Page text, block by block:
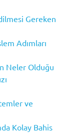
Gereken
Adımları
Neler Olduğu
ve
Kolay Bahis